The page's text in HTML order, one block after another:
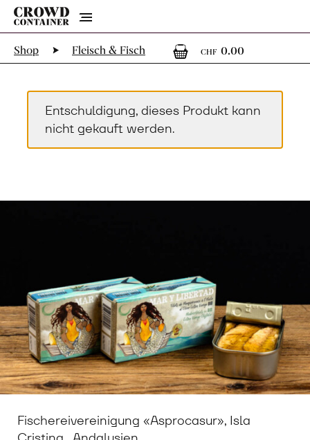
Menu
Shop Fleisch & Fisch
CHF 0.000 Artikel
Entschuldigung, dieses Produkt kann
nicht gekauft werden.
Fischereivereinigung «Asprocasur», Isla